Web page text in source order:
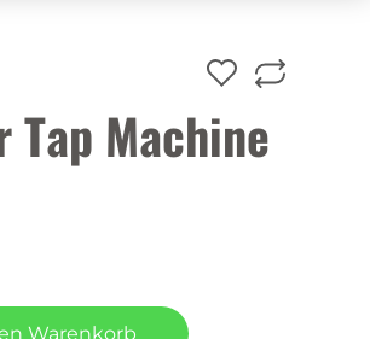
Machine
Warenkorb